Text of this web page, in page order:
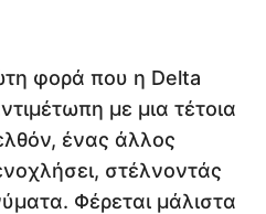
φορά που η Delta
με μια τέτοια
ένας άλλος
στέλνοντάς
Φέρεται μάλιστα